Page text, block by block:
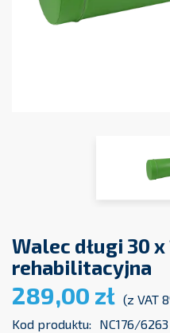
Walec długi 30
rehabilitacyjna
289,00 zł (z VAT
Kod produktu:
NC176/6263